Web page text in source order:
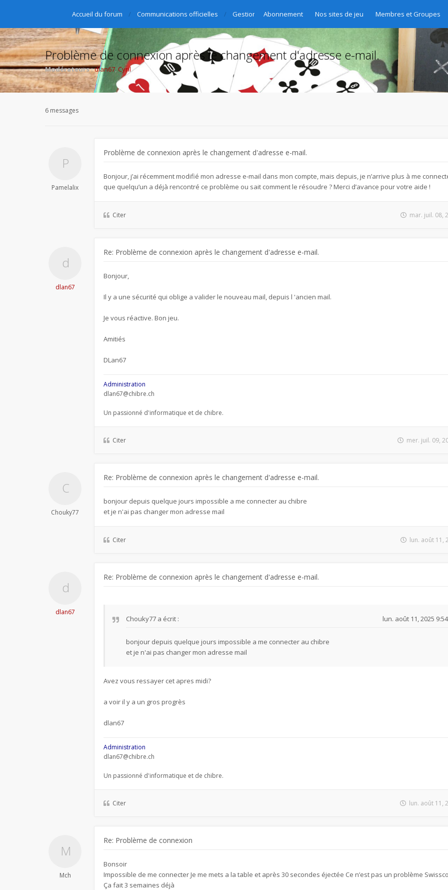
Abonnement Nos sites de jeu Membres et Groupes
Accueil du forum Communications officielles Gestion des abonnements - Abo-Verwaltung - Gestione delle
Problème de connexion après le changement d'adresse e-mail.
Modérateurs :dlan67, Cyril
6 messages
Pamelalix
Problème de connexion après le changement d'adresse e-mail.
Bonjour, j’ai récemment modifié mon adresse e-mail dans mon compte, mais depuis, je n’arrive plus à me
que quelqu’un a déjà rencontré ce problème ou sait comment le résoudre ? Merci d’avance pour votre aide !
Citer mar. juil. 08,
dlan67
Re: Problème de connexion après le changement d'adresse e-mail.
Bonjour,
Il y a une sécurité qui oblige a valider le nouveau mail, depuis l 'ancien mail.
Je vous réactive. Bon jeu.
Amitiés
DLan67
Administration
dlan67@chibre.ch
Un passionné d'informatique et de chibre.
Citer mer. juil. 09,
Chouky77
Re: Problème de connexion après le changement d'adresse e-mail.
bonjour depuis quelque jours impossible a me connecter au chibre
et je n'ai pas changer mon adresse mail
Citer lun. août 11,
dlan67
Re: Problème de connexion après le changement d'adresse e-mail.
Chouky77 a écrit : lun. août 11, 2025
bonjour depuis quelque jours impossible a me connecter au chibre
et je n'ai pas changer mon adresse mail
Avez vous ressayer cet apres midi?
a voir il y a un gros progrès
dlan67
Administration
dlan67@chibre.ch
Un passionné d'informatique et de chibre.
Citer lun. août 11,
Mch
Re: Problème de connexion
Bonsoir
Impossible de me connecter Je me mets a la table et après 30 secondes éjectée Ce n’est pas un problème
Ça fait 3 semaines déjà